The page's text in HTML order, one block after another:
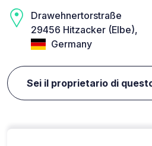
Drawehnertorstraße
29456 Hitzacker (Elbe),
Germany
Sei il proprietario di